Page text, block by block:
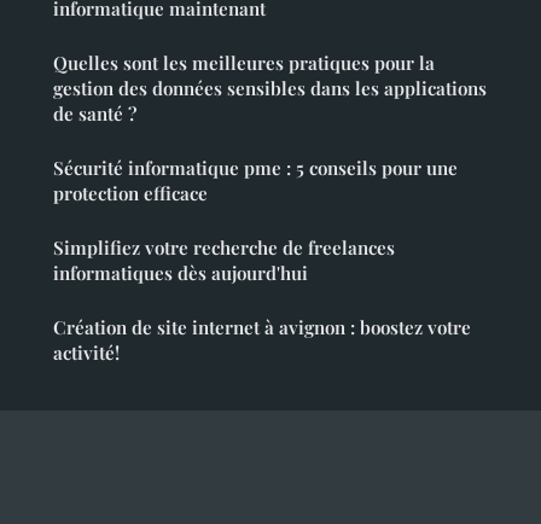
informatique maintenant
Quelles sont les meilleures pratiques pour la
gestion des données sensibles dans les applications
de santé ?
Sécurité informatique pme : 5 conseils pour une
protection efficace
Simplifiez votre recherche de freelances
informatiques dès aujourd'hui
Création de site internet à avignon : boostez votre
activité!